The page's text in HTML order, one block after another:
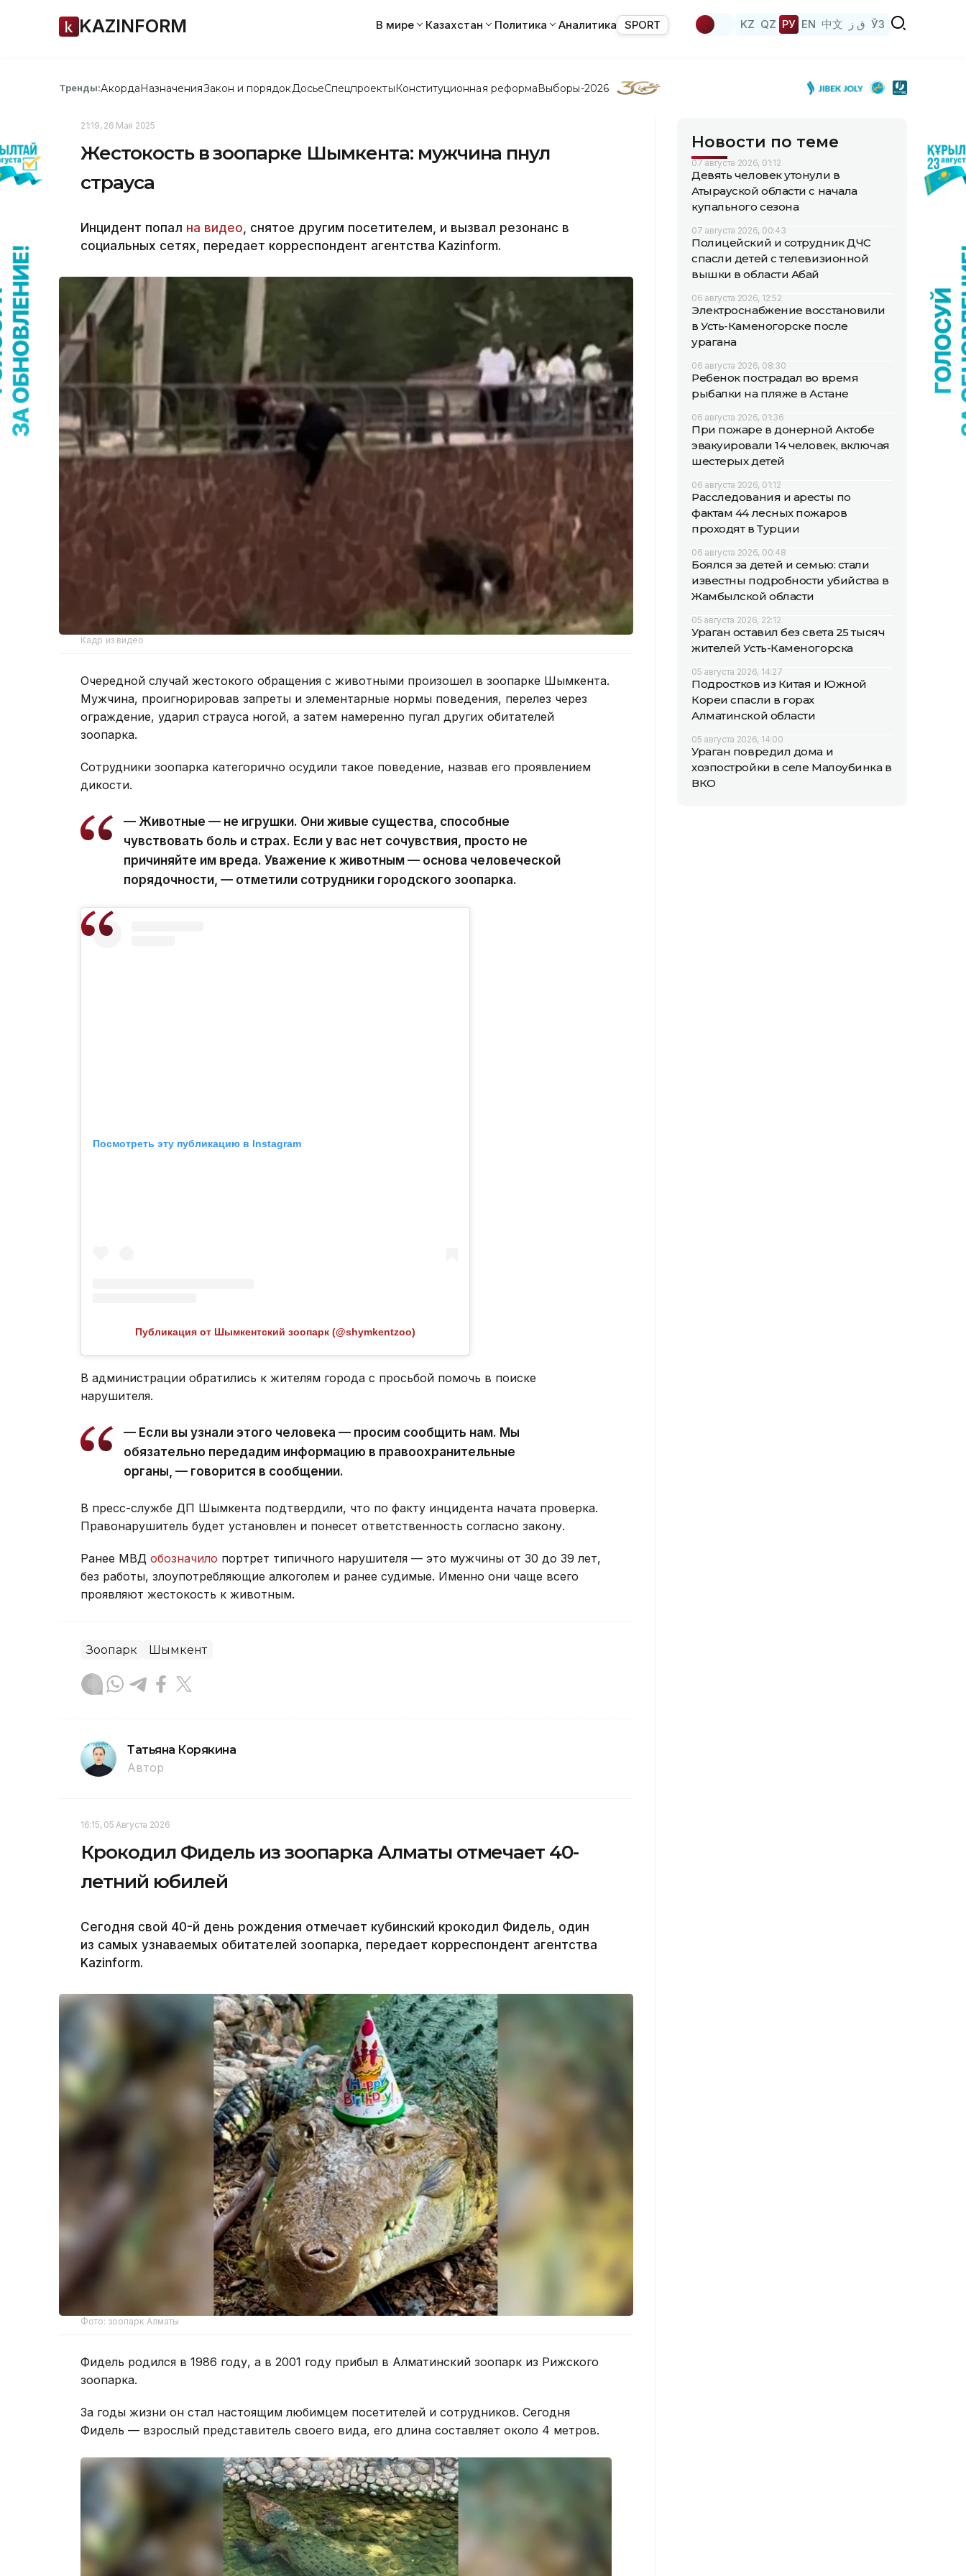
KAZINFORM В мире Казахстан Политика Аналитика SPORT KZ QZ РУ EN 中文 ق ز ЎЗ
Тренды:АкордаНазначенияЗакон и порядок ДосьеСпецпроектыКонституционная реформаВыборы-2026
21:19, 26 Мая 2025
Жестокость в зоопарке Шымкента: мужчина пнул
страуса
Инцидент попал на видео, снятое другим посетителем, и вызвал резонанс в
социальных сетях, передает корреспондент агентства Kazinform.
Кадр из видео
Очередной случай жестокого обращения с животными произошел в зоопарке Шымкента.
Мужчина, проигнорировав запреты и элементарные нормы поведения, перелез через
ограждение, ударил страуса ногой, а затем намеренно пугал других обитателей
зоопарка.
Сотрудники зоопарка категорично осудили такое поведение, назвав его проявлением
дикости.
— Животные — не игрушки. Они живые существа, способные
чувствовать боль и страх. Если у вас нет сочувствия, просто не
причиняйте им вреда. Уважение к животным — основа человеческой
порядочности, — отметили сотрудники городского зоопарка.
Посмотреть эту публикацию в Instagram
Публикация от Шымкентский зоопарк (@shymkentzoo)
В администрации обратились к жителям города с просьбой помочь в поиске
нарушителя.
— Если вы узнали этого человека — просим сообщить нам. Мы
обязательно передадим информацию в правоохранительные
органы, — говорится в сообщении.
В пресс-службе ДП Шымкента подтвердили, что по факту инцидента начата проверка.
Правонарушитель будет установлен и понесет ответственность согласно закону.
Ранее МВД обозначило портрет типичного нарушителя — это мужчины от 30 до 39 лет,
без работы, злоупотребляющие алкоголем и ранее судимые. Именно они чаще всего
проявляют жестокость к животным.
Зоопарк Шымкент
Татьяна Корякина
Автор
16:15, 05 Августа 2026
Крокодил Фидель из зоопарка Алматы отмечает 40-
летний юбилей
Сегодня свой 40-й день рождения отмечает кубинский крокодил Фидель, один
из самых узнаваемых обитателей зоопарка, передает корреспондент агентства
Kazinform.
Фото: зоопарк Алматы
Фидель родился в 1986 году, а в 2001 году прибыл в Алматинский зоопарк из Рижского
зоопарка.
За годы жизни он стал настоящим любимцем посетителей и сотрудников. Сегодня
Фидель — взрослый представитель своего вида, его длина составляет около 4 метров.
Новости по теме
07 августа 2026, 01:12
Девять человек утонули в
Атырауской области с начала
купального сезона
07 августа 2026, 00:43
Полицейский и сотрудник ДЧС
спасли детей с телевизионной
вышки в области Абай
06 августа 2026, 12:52
Электроснабжение восстановили
в Усть-Каменогорске после
урагана
06 августа 2026, 08:30
Ребенок пострадал во время
рыбалки на пляже в Астане
06 августа 2026, 01:36
При пожаре в донерной Актобе
эвакуировали 14 человек, включая
шестерых детей
06 августа 2026, 01:12
Расследования и аресты по
фактам 44 лесных пожаров
проходят в Турции
06 августа 2026, 00:48
Боялся за детей и семью: стали
известны подробности убийства в
Жамбылской области
05 августа 2026, 22:12
Ураган оставил без света 25 тысяч
жителей Усть-Каменогорска
05 августа 2026, 14:27
Подростков из Китая и Южной
Кореи спасли в горах
Алматинской области
05 августа 2026, 14:00
Ураган повредил дома и
хозпостройки в селе Малоубинка в
ВКО